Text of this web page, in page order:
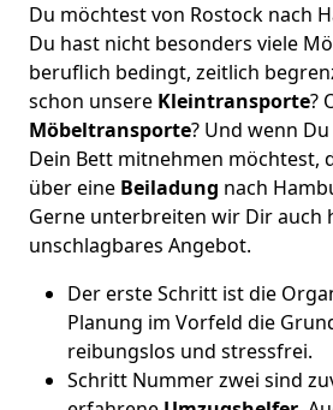
Du möchtest von Rostock nach
Du hast nicht besonders viele
beruflich bedingt, zeitlich
schon unsere Kleintransporte?
Möbeltransporte? Und wenn
Dein Bett mitnehmen möchtest,
über eine Beiladung nach
Gerne unterbreiten wir Dir auch
unschlagbares Angebot.
Der erste Schritt ist die
Planung im Vorfeld die
reibungslos und stressfrei.
Schritt Nummer zwei sind